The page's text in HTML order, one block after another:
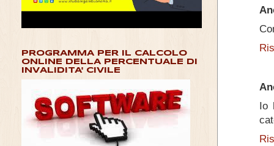
Io
PROGRAMMA PER IL CALCOLO
ONLINE DELLA PERCENTUALE DI
INVALIDITA' CIVILE